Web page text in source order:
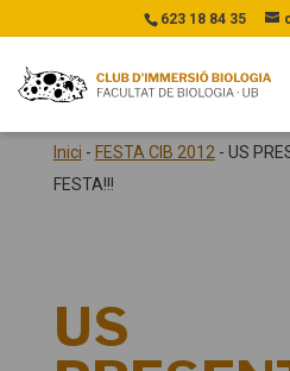
623 18 84 35
Inici - FESTA CIB 2012 - US
FESTA!!!
US